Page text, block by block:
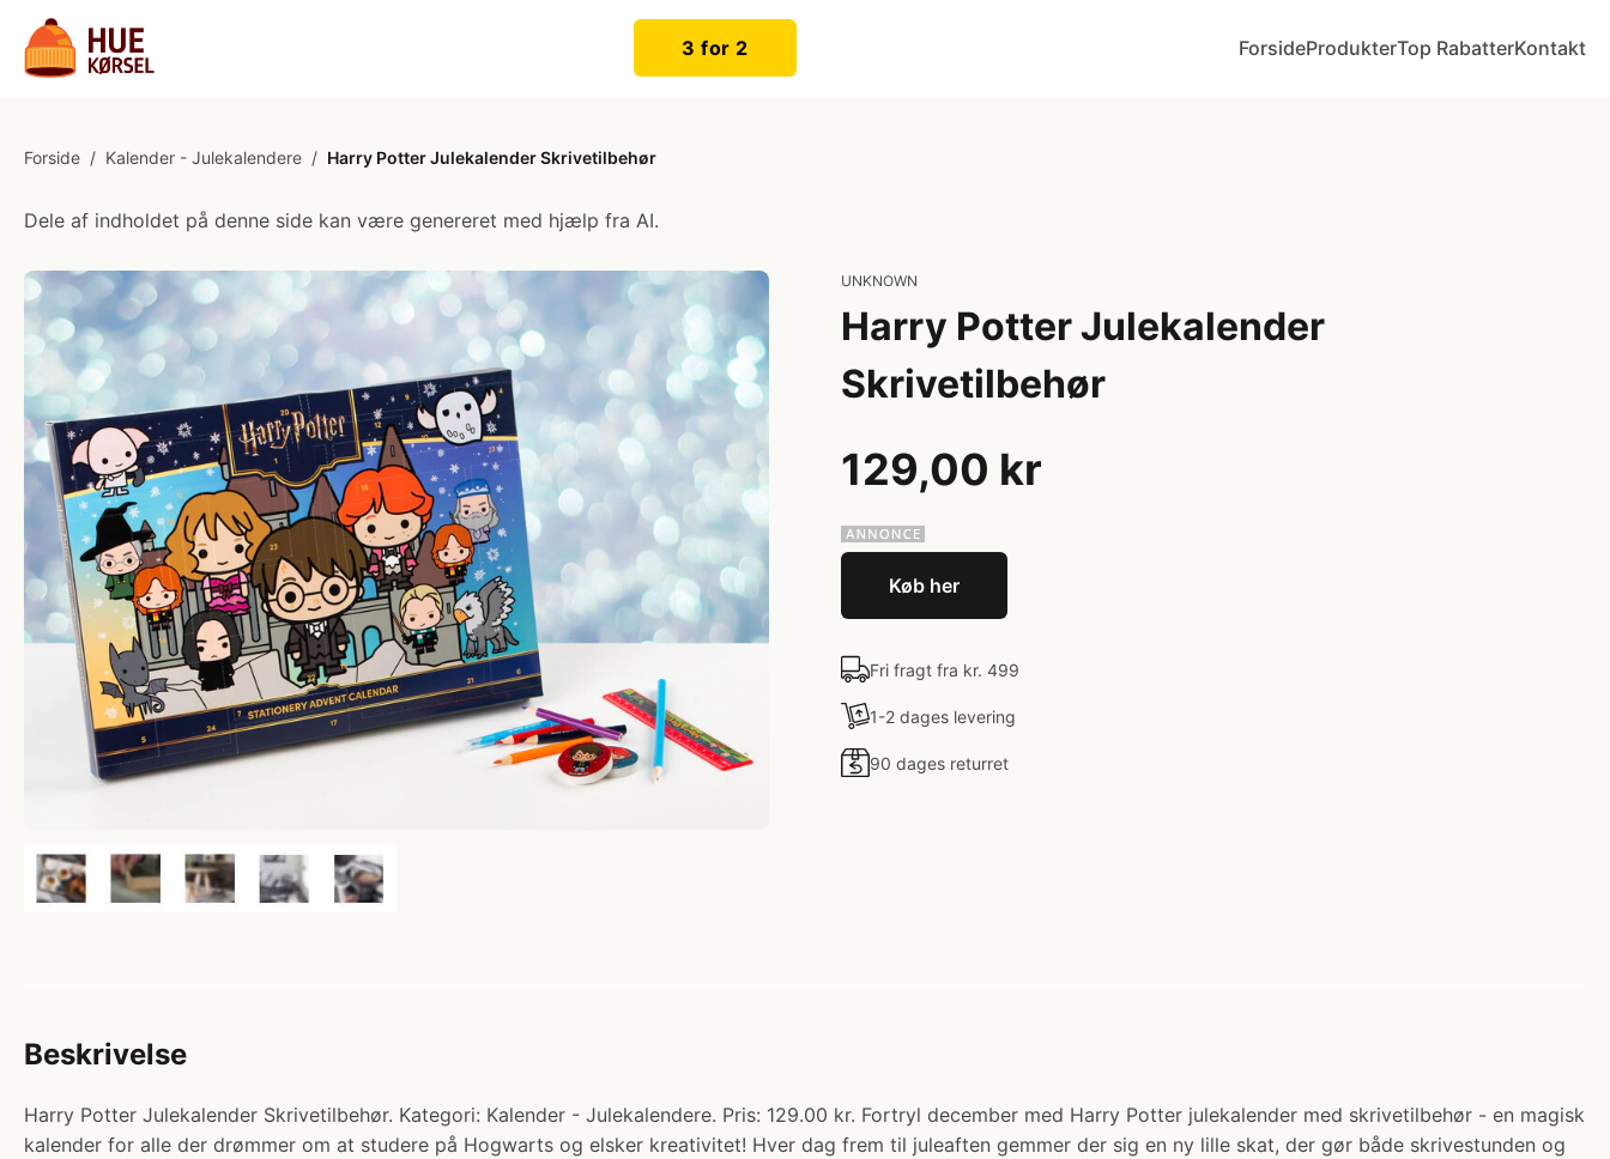
3 for 2 ForsideProdukterTop RabatterKontakt
Forside / Kalender - Julekalendere / Harry Potter Julekalender Skrivetilbehør
Dele af indholdet på denne side kan være genereret med hjælp fra AI.
UNKNOWN
Harry Potter Julekalender
Skrivetilbehør
129,00 kr
Køb her
Fri fragt fra kr. 499
1-2 dages levering
90 dages returret
Beskrivelse
Harry Potter Julekalender Skrivetilbehør. Kategori: Kalender - Julekalendere. Pris: 129.00 kr. Fortryl december med Harry Potter julekalender med skrivetilbehør - en magisk
kalender for alle der drømmer om at studere på Hogwarts og elsker kreativitet! Hver dag frem til juleaften gemmer der sig en ny lille skat, der gør både skrivestunden og